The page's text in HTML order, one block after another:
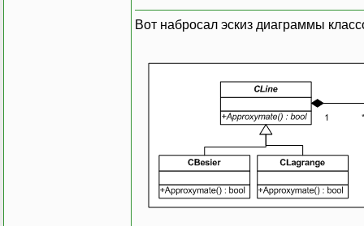
Вот набросал эскиз диаграммы